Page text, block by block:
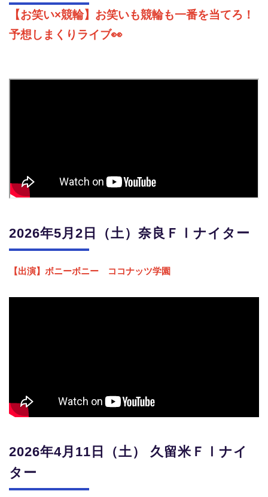
【お笑い×競輪】お笑いも競輪も一番を当てろ！
予想しまくりライブ👀
2026年5月2日（土）奈良 ＦⅠナイター
【出演】ボニーボニー ココナッツ学園
2026年4月11日（土） 久留米 ＦⅠナイ
ター